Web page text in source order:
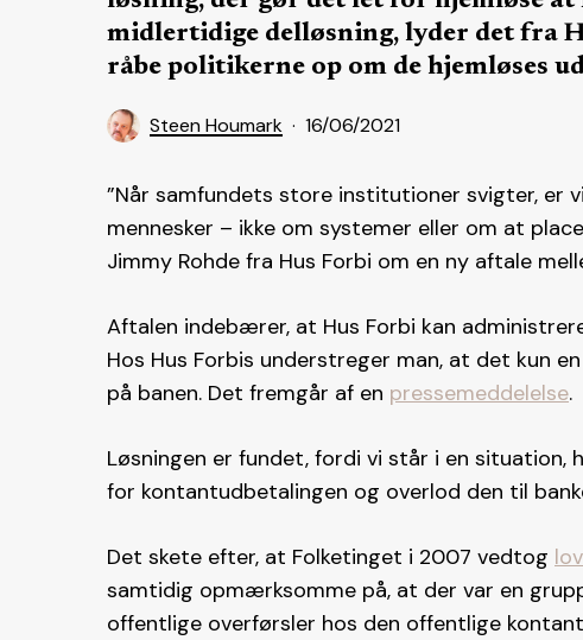
midlertidige delløsning, lyder det fra
råbe politikerne op om de hjemløses
Steen Houmark 16/06/2021
”Når samfundets store institutioner svigter, er
mennesker – ikke om systemer eller om at
Jimmy Rohde fra Hus Forbi om en ny aftale
Aftalen indebærer, at Hus Forbi kan
Hos Hus Forbis understreger man, at det kun
på banen. Det fremgår af en pressemeddelelse.
Løsningen er fundet, fordi vi står i en situation,
for kontantudbetalingen og overlod den til
Det skete efter, at Folketinget i 2007 vedtog
samtidig opmærksomme på, at der var en
offentlige overførsler hos den offentlige